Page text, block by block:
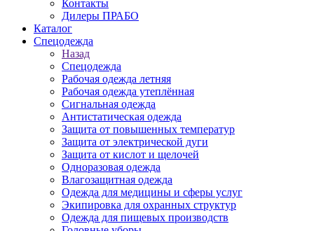
Контакты
Дилеры ПРАБО
Каталог
Спецодежда
Назад
Спецодежда
Рабочая одежда летняя
Рабочая одежда утеплённая
Сигнальная одежда
Антистатическая одежда
Защита от повышенных температур
Защита от электрической дуги
Защита от кислот и щелочей
Одноразовая одежда
Влагозащитная одежда
Одежда для медицины и сферы услуг
Экипировка для охранных структур
Одежда для пищевых производств